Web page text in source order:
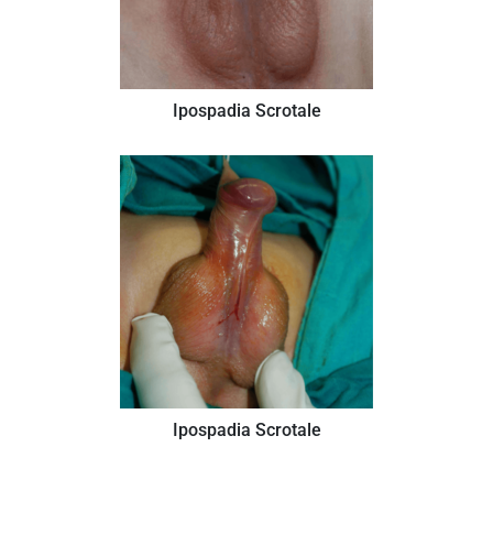
Ipospadia Scrotale
Ipospadia Scrotale